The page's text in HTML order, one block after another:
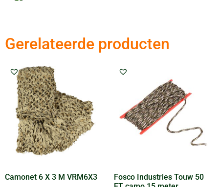
Gerelateerde producten
Camonet 6 X 3 M VRM6X3
Fosco Industries Touw 50